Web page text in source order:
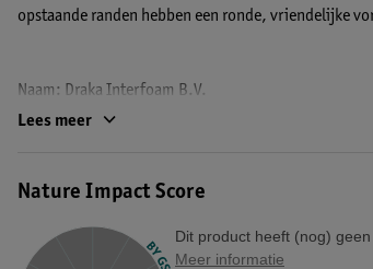
opstaande randen hebben een ronde, vriendelijke
Naam: Draka Interfoam B.V.
Adres:van den Endelaan 15 Hillegom 2182 ES NL
Lees meer
Nature Impact Score
Dit product heeft (nog)
Meer informatie